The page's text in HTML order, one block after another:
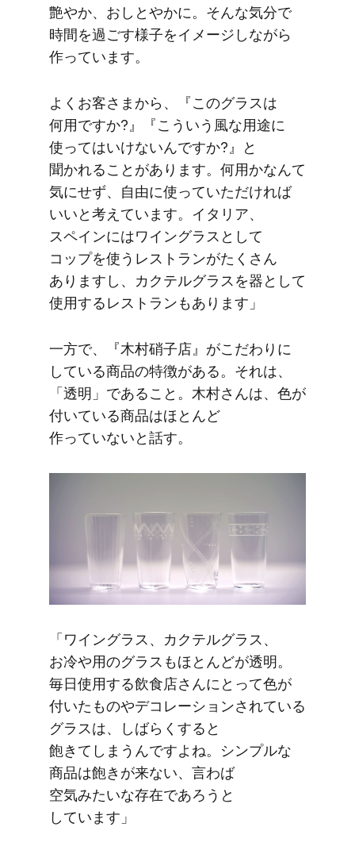
艶やか、​おしと​やかに。​そんな​気分で​
時間を​過ごす様子を​イメージしながら​
作っています。
よく​お客さまから、​『この​グラスは​
何用ですか​?』​『こういう​風な​用途に​
使ってはいけないんですか​?』と​
聞かれる​ことがあります。​何用かなんて​
気に​せず、​自由に​使っていただければ​
いいと​考えています。​イタリア、​
スペインには​ワイングラスと​して​
コップを​使う​レストランが​たくさん​
ありますし、​カクテルグラスを​器と​して​
使用する​レストランも​あります」
一方で、​『木村硝子店』が​こだわりに​
している​商品の​特徴が​ある。​それは、​
「透明」である​こと。​木村さんは、​色が​
付いている​商品は​ほとんど​
作っていないと​話す。
「ワイングラス、​カクテルグラス、​
お冷や用の​グラスも​ほとんどが​透明。​
毎日​使用する​飲食店さんに​とって​色が​
付いた​ものや​デコレーションされている​
グラスは、​しばらく​すると​
飽きてしまうんですよね。​シンプルな​
商品は​飽きが​来ない、​言わば​
空気みたいな​存在であろうと​
しています」